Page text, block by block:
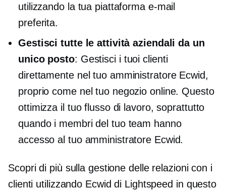
utilizzando la tua piattaforma e-mail
preferita.
Gestisci tutte le attività aziendali da un
unico posto: Gestisci i tuoi clienti
direttamente nel tuo amministratore Ecwid,
proprio come nel tuo negozio online. Questo
ottimizza il tuo flusso di lavoro, soprattutto
quando i membri del tuo team hanno
accesso al tuo amministratore Ecwid.
Scopri di più sulla gestione delle relazioni con i
clienti utilizzando Ecwid di Lightspeed in questo